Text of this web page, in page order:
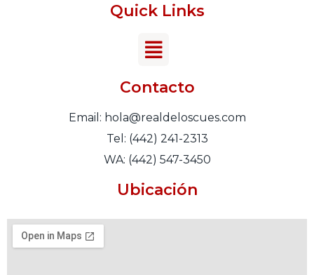
Quick Links
Contacto
Email: hola@realdeloscues.com
Tel: (442) 241-2313
WA: (442) 547-3450
Ubicación